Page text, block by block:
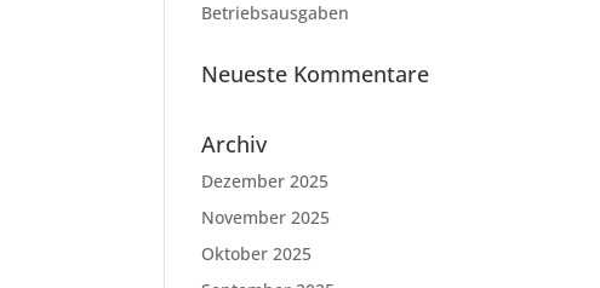
Betriebsausgaben
Neueste Kommentare
Archiv
Dezember 2025
November 2025
Oktober 2025